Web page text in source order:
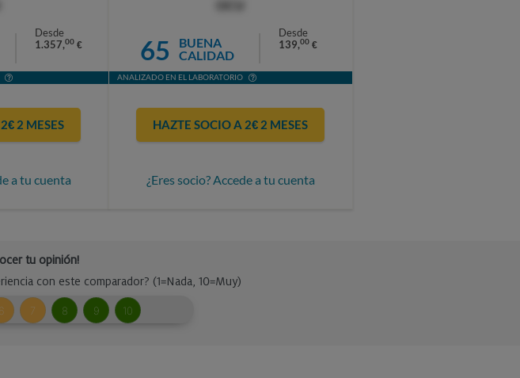
Desde
1.357,00 €
2 MESES
a tu cuenta
65
BUENA
CALIDAD
Desde
139,00 €
ANALIZADO EN EL LABORATORIO
HAZTE SOCIO A 2€ 2 MESES
¿Eres socio? Accede a tu cuenta